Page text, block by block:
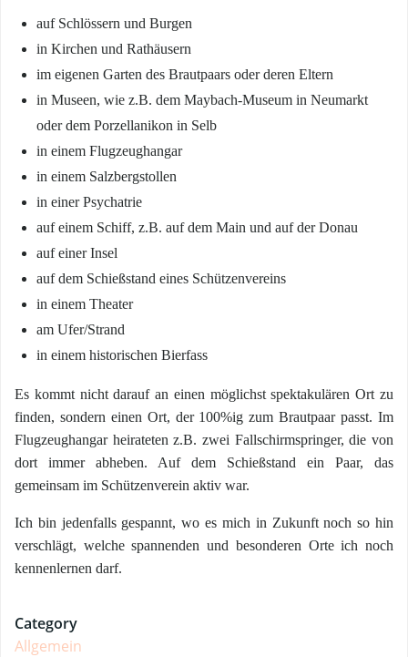
auf Schlössern und Burgen
in Kirchen und Rathäusern
im eigenen Garten des Brautpaars oder deren Eltern
in Museen, wie z.B. dem Maybach-Museum in Neumarkt
oder dem Porzellanikon in Selb
in einem Flugzeughangar
in einem Salzbergstollen
in einer Psychatrie
auf einem Schiff, z.B. auf dem Main und auf der Donau
auf einer Insel
auf dem Schießstand eines Schützenvereins
in einem Theater
am Ufer/Strand
in einem historischen Bierfass
Es kommt nicht darauf an einen möglichst spektakulären Ort zu
finden, sondern einen Ort, der 100%ig zum Brautpaar passt. Im
Flugzeughangar heirateten z.B. zwei Fallschirmspringer, die von
dort immer abheben. Auf dem Schießstand ein Paar, das
gemeinsam im Schützenverein aktiv war.
Ich bin jedenfalls gespannt, wo es mich in Zukunft noch so hin
verschlägt, welche spannenden und besonderen Orte ich noch
kennenlernen darf.
Category
Allgemein